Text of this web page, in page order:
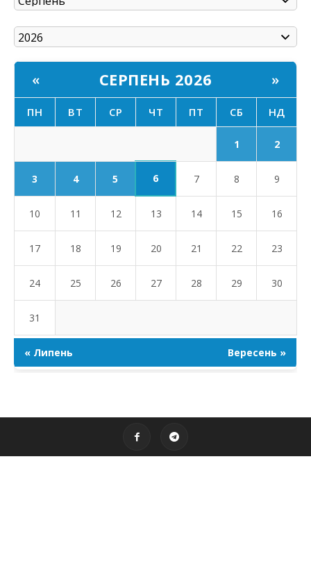
« СЕРПЕНЬ 2026 »
ПН ВТ СР ЧТ ПТ СБ НД
1 2
3 4 5 6 7 8 9
10 11 12 13 14 15 16
17 18 19 20 21 22 23
24 25 26 27 28 29 30
31
« Липень Вересень »